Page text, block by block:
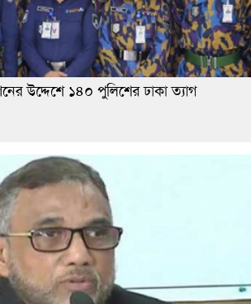
উদ্দেশে ১৪০ পুলিশের ঢাকা ত্যাগ